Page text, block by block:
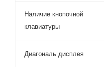
Наличие кнопочной
клавиатуры
Диагональ дисплея